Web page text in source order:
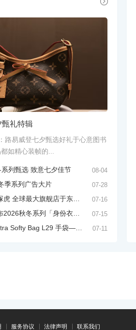
甄礼特辑
路易威登七夕甄选好礼于心意图书
如精心装帧的...
列甄选 致意七夕佳节 08-04
季系列广告大片 07-28
最大旗舰店于东京新宿盛大启幕 07-16
秋冬系列「身份衣橱」 07-15
手袋——“LP吐司包”2026-2027秋冬系列 07-11
服务协议 法律声明 联系我们